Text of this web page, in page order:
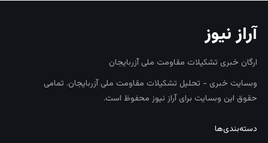
آراز نیوز
ارگان خبری تشکیلات مقاومت ملی آزربایجان
وبسایت خبری - تحلیل تشکیلات مقاومت ملی آزربایجان. تمامی
حقوق این وبسایت برای آراز نیوز محفوظ است.
دسته‌بندی‌ها